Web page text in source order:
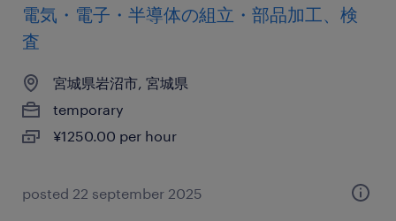
電気・電子・半導体の組立・部品加工、検
査
宮城県岩沼市, 宮城県
temporary
¥1250.00 per hour
posted 22 september 2025